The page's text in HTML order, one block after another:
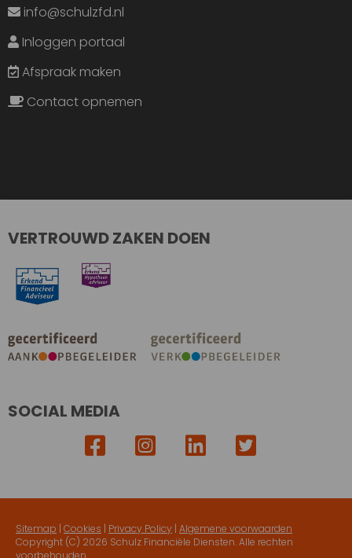
info@schulzfd.nl
Inloggen portaal
Afspraak maken
Contact opnemen
VERTROUWD ZAKEN DOEN
SOCIAL MEDIA
Sitemap | Cookies | Privacy Policy | Algemene voorwaarden
Copyright (C) 2026 Schulz Financiële Diensten. Alle rechten
voorbehouden.